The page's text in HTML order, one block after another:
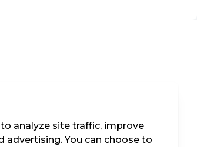
analyze site traffic, improve
advertising. You can choose to